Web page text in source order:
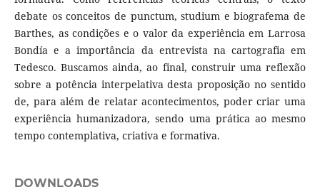
debate os conceitos de punctum, studium e biografema de
Barthes, as condições e o valor da experiência em Larrosa
Bondía e a importância da entrevista na cartografia em
Tedesco. Buscamos ainda, ao final, construir uma reflexão
sobre a potência interpelativa desta proposição no sentido
de, para além de relatar acontecimentos, poder criar uma
experiência humanizadora, sendo uma prática ao mesmo
tempo contemplativa, criativa e formativa.
DOWNLOADS